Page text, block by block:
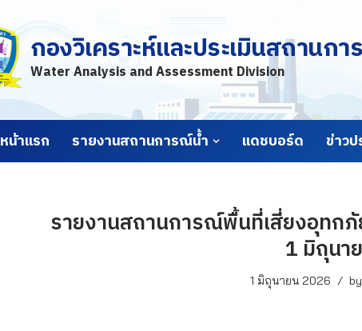
กองวิเคราะห์และประเมินสถานก
Water Analysis and Assessment Division
หน้าแรก รายงานสถานการณ์น้ำ แดชบอร์ด ข่าว
รายงานสถานการณ์พื้นที่เสี่ยงอุทกภั
1 มิถุนา
1 มิถุนายน 2026 by